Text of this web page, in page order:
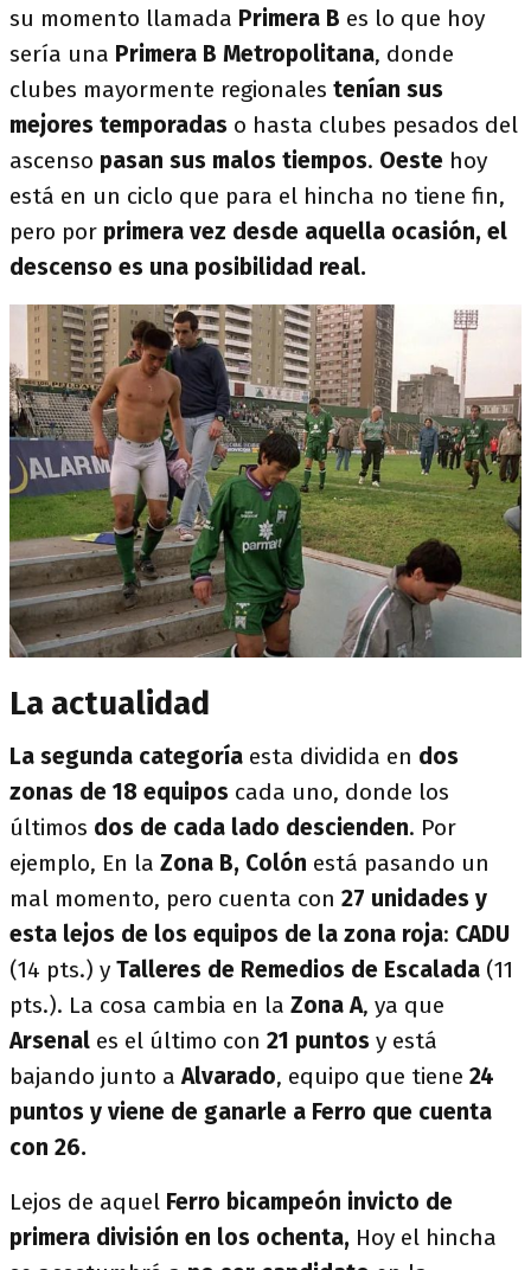
su momento llamada Primera B es lo que hoy
sería una Primera B Metropolitana, donde
clubes mayormente regionales tenían sus
mejores temporadas o hasta clubes pesados del
ascenso pasan sus malos tiempos. Oeste hoy
está en un ciclo que para el hincha no tiene fin,
pero por primera vez desde aquella ocasión, el
descenso es una posibilidad real.
La actualidad
La segunda categoría esta dividida en dos
zonas de 18 equipos cada uno, donde los
últimos dos de cada lado descienden. Por
ejemplo, En la Zona B, Colón está pasando un
mal momento, pero cuenta con 27 unidades y
esta lejos de los equipos de la zona roja: CADU
(14 pts.) y Talleres de Remedios de Escalada (11
pts.). La cosa cambia en la Zona A, ya que
Arsenal es el último con 21 puntos y está
bajando junto aAlvarado, equipo que tiene 24
puntos y viene de ganarle a Ferro que cuenta
con 26.
Lejos de aquel Ferro bicampeón invicto de
primera división en los ochenta, Hoy el hincha